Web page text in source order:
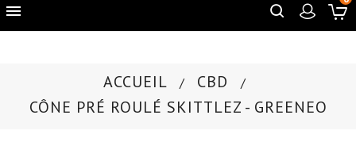

ACCUEIL
CBD
CÔNE PRÉ ROULÉ SKITTLEZ - GREENEO